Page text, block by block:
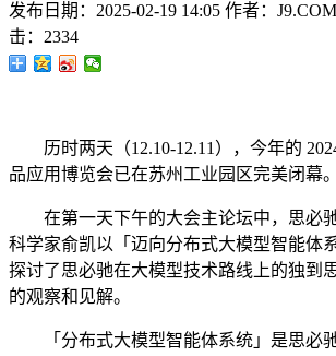
发布日期： 2025-02-19 14:05 作者：
击： 2334
历时两天（12.10-12.11），今年的
品应用博览会已在苏州工业园区完美闭幕。
在第一天下午的大会主论坛中，思必
科学家俞凯以「迈向分布式大模型智能体
探讨了思必驰在大模型技术路线上的独到
的观察和见解。
「分布式大模型智能体系统」是思必